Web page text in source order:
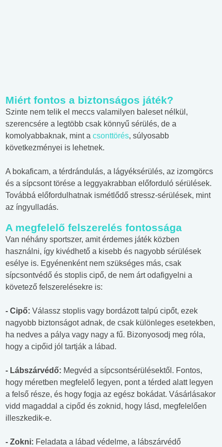
Miért fontos a biztonságos játék?
Szinte nem telik el meccs valamilyen baleset nélkül,
szerencsére a legtöbb csak könnyű sérülés, de a
komolyabbaknak, mint a csonttörés, súlyosabb
következményei is lehetnek.
A bokaficam, a térdrándulás, a lágyéksérülés, az izomgörcs
és a sípcsont törése a leggyakrabban előforduló sérülések.
Továbbá előfordulhatnak ismétlődő stressz-sérülések, mint
az íngyulladás.
A megfelelő felszerelés fontossága
Van néhány sportszer, amit érdemes játék közben
használni, így kivédhető a kisebb és nagyobb sérülések
esélye is. Egyénenként nem szükséges más, csak
sípcsontvédő és stoplis cipő, de nem árt odafigyelni a
követező felszerelésekre is:
- Cipő: Válassz stoplis vagy bordázott talpú cipőt, ezek
nagyobb biztonságot adnak, de csak különleges esetekben,
ha nedves a pálya vagy nagy a fű. Bizonyosodj meg róla,
hogy a cipőid jól tartják a lábad.
- Lábszárvédő: Megvéd a sípcsontsérülésektől. Fontos,
hogy méretben megfelelő legyen, pont a térded alatt legyen
a felső része, és hogy fogja az egész bokádat. Vásárlásakor
vidd magaddal a cipőd és zoknid, hogy lásd, megfelelően
illeszkedik-e.
- Zokni: Feladata a lábad védelme, a lábszárvédő